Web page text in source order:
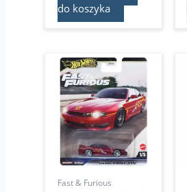
do koszyka
Fast & Furious